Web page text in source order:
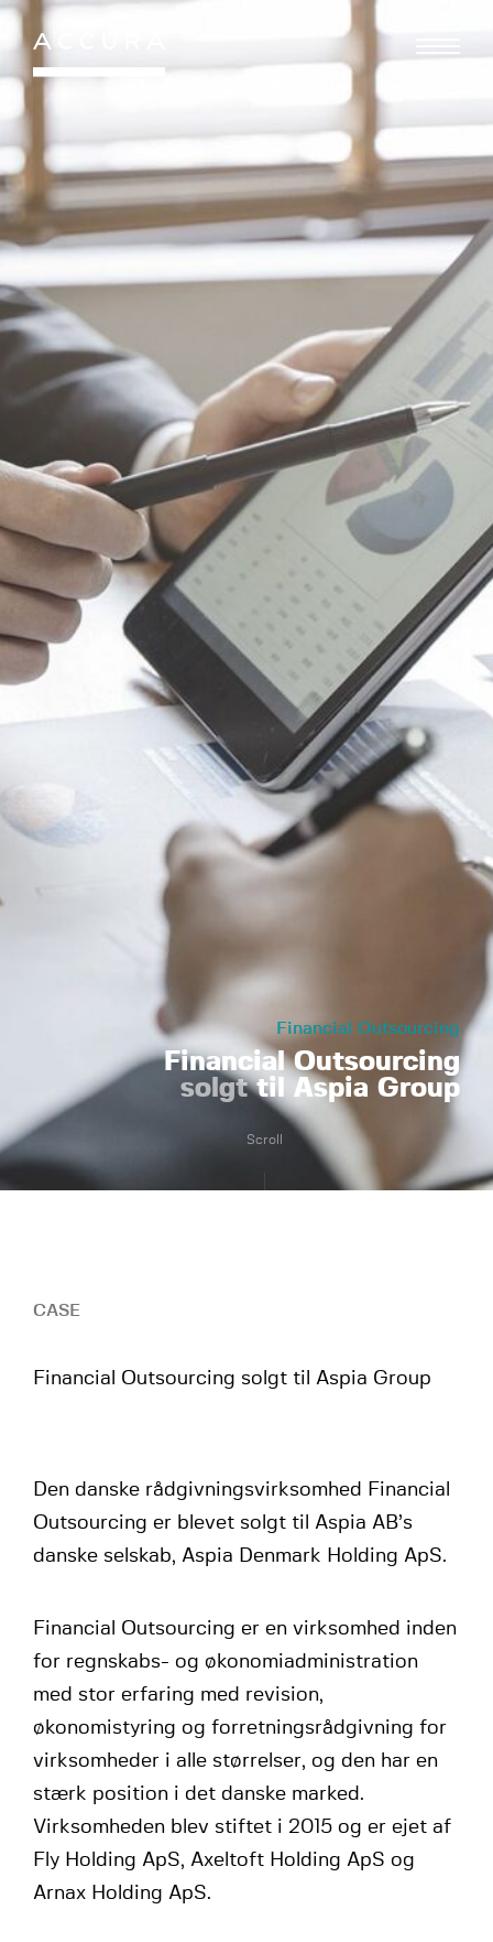
Gå
indhold
Financial Outsourcing
Financial Outsourcing
solgttil Aspia Group
Scroll
CASE
Financial Outsourcing solgt til Aspia Group
Den danske rådgivningsvirksomhed Financial
Outsourcing er blevet solgt til Aspia AB’s
danske selskab, Aspia Denmark Holding ApS.
Financial Outsourcing er en virksomhed inden
for regnskabs- og økonomiadministration
med stor erfaring med revision,
økonomistyring og forretningsrådgivning for
virksomheder i alle størrelser, og den har en
stærk position i det danske marked.
Virksomheden blev stiftet i 2015 og er ejet af
Fly Holding ApS, Axeltoft Holding ApS og
Arnax Holding ApS.